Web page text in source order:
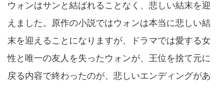
ウォンはサンと結ばれることなく、悲しい結末を迎
えました。原作の小説ではウォンは本当に悲しい結
末を迎えることになりますが、ドラマでは愛する女
性と唯一の友人を失ったウォンが、王位を捨て元に
戻る内容で終わったのが、悲しいエンディングがあ